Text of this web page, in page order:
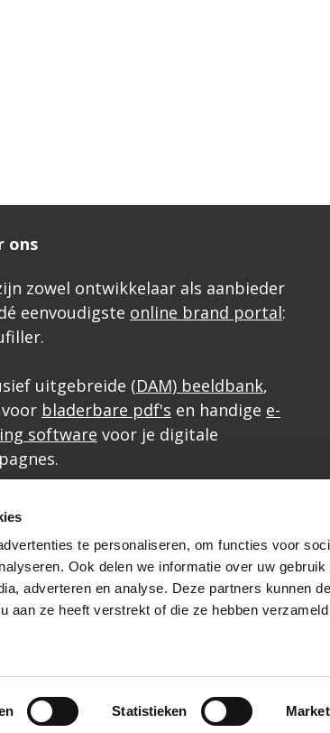
te personaliseren, om functies voor
Ook delen we informatie over uw gebruik
adverteren en analyse. Deze partners kunnen
aan ze heeft verstrekt of die ze hebben
Statistieken
ons
zowel ontwikkelaar als aanbieder
eenvoudigste online brand portal:
uitgebreide (DAM) beeldbank,
bladerbare pdf's en handige e-
software voor je digitale
- eenvoudig en veilig inloggen
en CRM koppelingen